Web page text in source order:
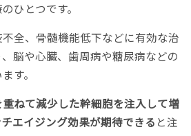
ひとつです。
全、骨髄機能低下などに有効な治
脳や心臓、歯周病や糖尿病などの
す。
ねて減少した幹細胞を注入して増
エイジング効果が期待できる と注